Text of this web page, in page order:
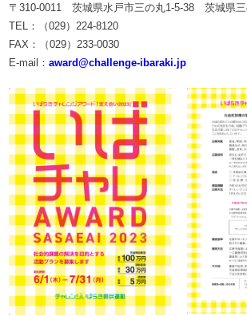
〒310-0011 茨城県水戸市三の丸1-5-38 茨城県三
TEL：（029）224-8120
FAX：（029）233-0030
E-mail：award@challenge-ibaraki.jp